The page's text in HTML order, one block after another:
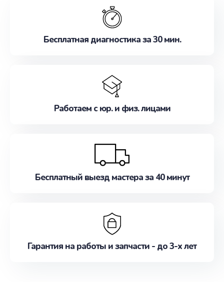
наилучшим образом. Не медлите записаться на
Бесплатная диагностика за 30 мин.
Работаем с юр. и физ. лицами
Бесплатный выезд мастера за 40 минут
Гарантия на работы и запчасти - до 3-х лет